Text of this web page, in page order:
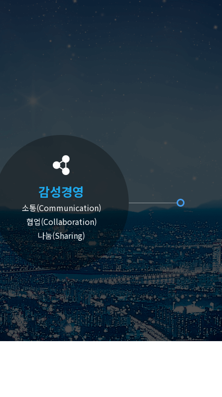
감성경영
소통(Communication)
협업(Collaboration)
나눔(Sharing)